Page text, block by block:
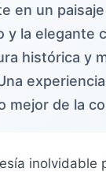
en un
y la elegante
histórica y
mejor de la
inolvidable